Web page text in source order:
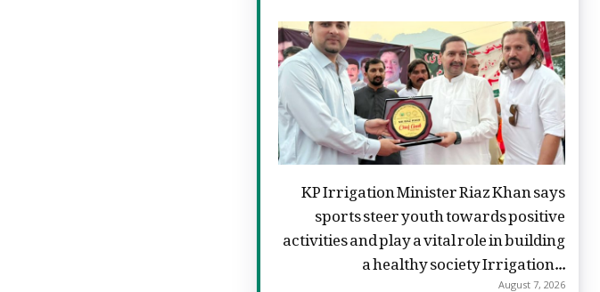
KP Irrigation Minister Riaz Khan says
sports steer youth towards positive
activities and play a vital role in building
a healthy society Irrigation...
August 7, 2026